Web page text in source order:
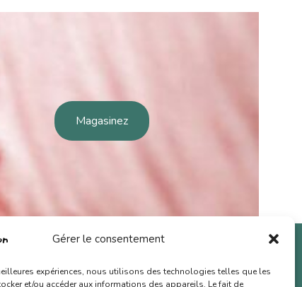
Gérer le consentement
expériences, nous utilisons des technologies telles que les
et/ou accéder aux informations des appareils. Le fait de
Magasinez